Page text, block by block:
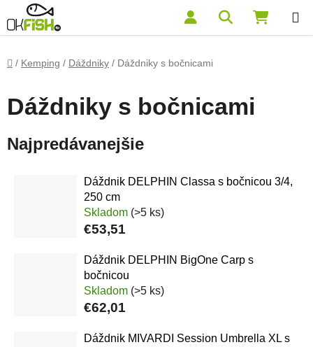
Prejsť na obsah Hľadať
Domov
/ Kemping / Dáždniky / Dáždniky s bočnicami
Dáždniky s bočnicami
Najpredávanejšie
Dáždnik DELPHIN Classa s bočnicou 3/4,
250 cm
Skladom (>5 ks)
€53,51
Dáždnik DELPHIN BigOne Carp s
bočnicou
Skladom (>5 ks)
€62,01
Dáždnik MIVARDI Session Umbrella XL s